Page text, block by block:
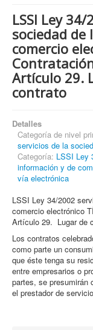
¿Quienes tienen
¿Estas
¿Que podemos
¿Cuando es
Notas
Buscar...
LSSI Ley
sociedad
comercio
Artículo 29.
contrato
Detalles
Categoría de nivel
servicios de la
Categoría: LSSI Ley
información y de
vía electrónica
LSSI Ley 34/2002
comercio electrónico
Artículo 29. Lugar de
Los contratos
como parte un
que éste tenga su
entre empresarios o
partes, se presumirán
el prestador de